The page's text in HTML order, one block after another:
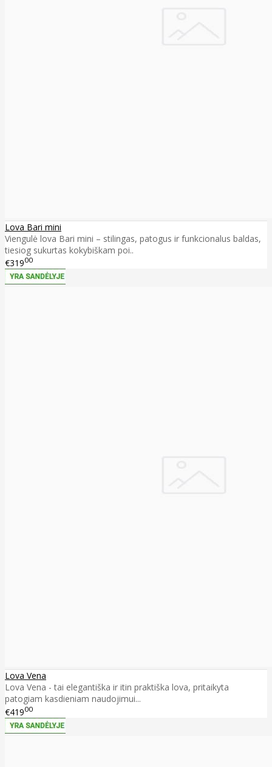
Lova Bari mini
Viengulė lova Bari mini – stilingas, patogus ir funkcionalus baldas,
tiesiog sukurtas kokybiškam poi..
€31900
Lova Vena
Lova Vena - tai elegantiška ir itin praktiška lova, pritaikyta
patogiam kasdieniam naudojimui...
€41900